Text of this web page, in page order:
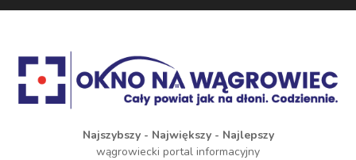
Najszybszy - Największy - Najlepszy
wągrowiecki portal informacyjny